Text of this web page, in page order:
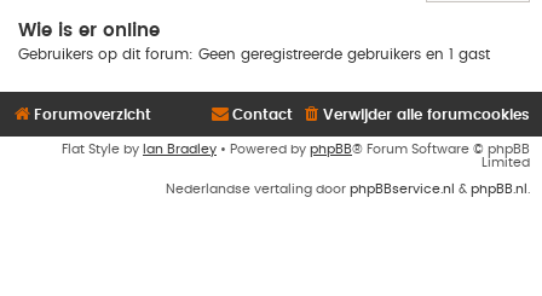
Wie is er online
Gebruikers op dit forum: Geen geregistreerde gebruikers en 1 gast
Forumoverzicht Verwijder alle forumcookies
Contact
Flat Style by Ian Bradley • Powered by phpBB® Forum Software © phpBB
Limited
Nederlandse vertaling door phpBBservice.nl & phpBB.nl